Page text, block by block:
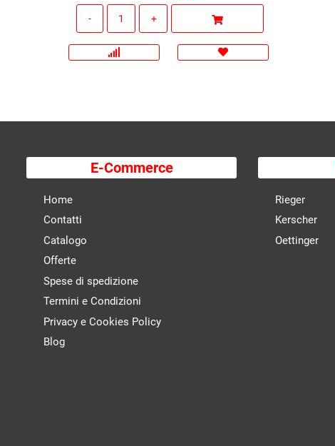
E-Commerce
Home
Contatti
Catalogo
Offerte
Spese di spedizione
Termini e Condizioni
Privacy e Cookies Policy
Blog
Rieger
Kerscher
Oettinger